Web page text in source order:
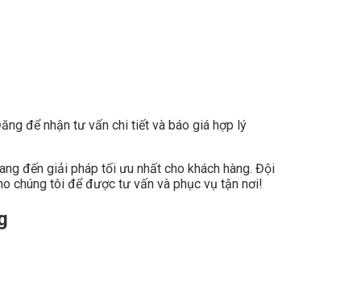
để nhận tư vấn chi tiết và báo giá hợp lý
đến giải pháp tối ưu nhất cho khách hàng. Đội
chúng tôi để được tư vấn và phục vụ tận nơi!